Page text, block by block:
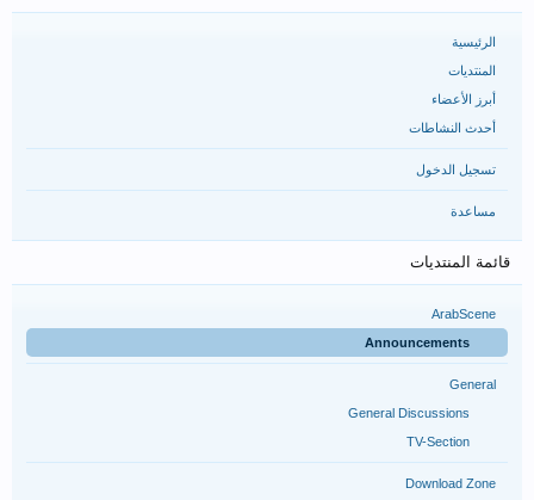
الرئيسية
المنتديات
أبرز الأعضاء
أحدث النشاطات
تسجيل الدخول
مساعدة
قائمة المنتديات
ArabScene
Announcements
General
General Discussions
TV-Section
Download Zone